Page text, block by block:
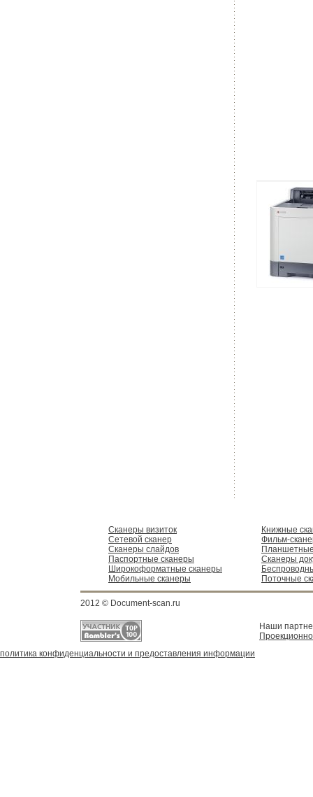
Сканеры визиток
Сетевой сканер
Сканеры слайдов
Паспортные сканеры
Широкоформатные сканеры
Мобильные сканеры
Книжные
Фильм-
Сканеры
Поточные
2012 © Document-scan.ru
Наши
политика конфиденциальности и предоставления информации